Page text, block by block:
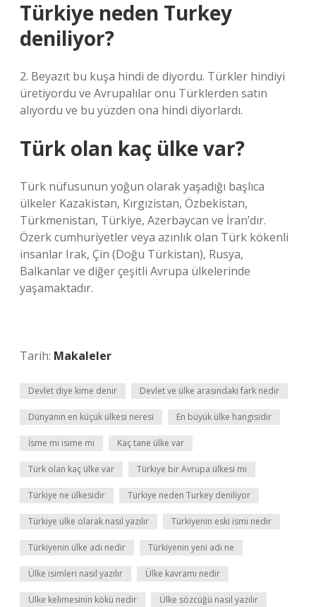
Türkiye neden Turkey
deniliyor?
2. Beyazıt bu kuşa hindi de diyordu. Türkler hindiyi
üretiyordu ve Avrupalılar onu Türklerden satın
alıyordu ve bu yüzden ona hindi diyorlardı.
Türk olan kaç ülke var?
Türk nüfusunun yoğun olarak yaşadığı başlıca
ülkeler Kazakistan, Kırgızistan, Özbekistan,
Türkmenistan, Türkiye, Azerbaycan ve İran’dır.
Özerk cumhuriyetler veya azınlık olan Türk kökenli
insanlar Irak, Çin (Doğu Türkistan), Rusya,
Balkanlar ve diğer çeşitli Avrupa ülkelerinde
yaşamaktadır.
Tarih: Makaleler
Devlet diye kime denir Devlet ve ülke arasındaki fark nedir
Dünyanın en küçük ülkesi neresi En büyük ülke hangisidir
İsme mi isime mi Kaç tane ülke var
Türk olan kaç ülke var Türkiye bir Avrupa ülkesi mi
Türkiye ne ülkesidir Türkiye neden Turkey deniliyor
Türkiye ülke olarak nasıl yazılır Türkiyenin eski ismi nedir
Türkiyenin ülke adı nedir Türkiyenin yeni adı ne
Ülke isimleri nasıl yazılır Ülke kavramı nedir
Ülke kelimesinin kökü nedir Ülke sözcüğü nasıl yazılır